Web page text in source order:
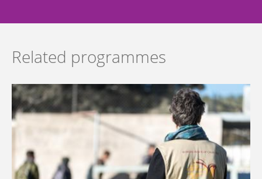
Related programmes